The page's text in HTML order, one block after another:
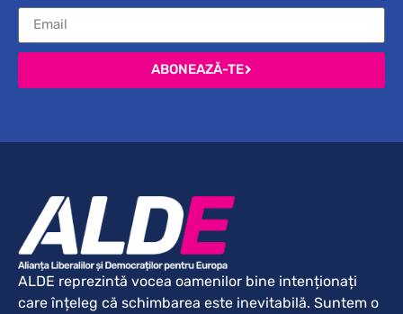
ABONEAZĂ-TE
ALDE reprezintă vocea oamenilor bine intenționați
care înțeleg că schimbarea este inevitabilă. Suntem o